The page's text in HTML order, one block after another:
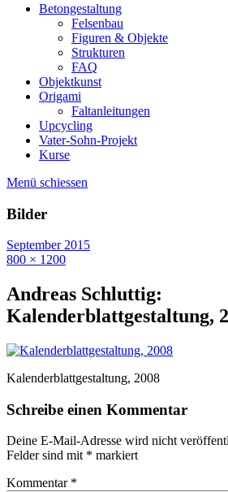
Betongestaltung
Felsenbau
Figuren & Objekte
Strukturen
FAQ
Objektkunst
Origami
Faltanleitungen
Upcycling
Vater-Sohn-Projekt
Kurse
Menü schiessen
Bilder
September 2015
800 × 1200
Andreas Schluttig:
Kalenderblattgestaltung,
Kalenderblattgestaltung, 2008
Schreibe einen Kommentar
Deine E-Mail-Adresse wird nicht
Felder sind mit * markiert
Kommentar *